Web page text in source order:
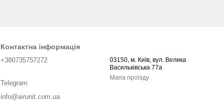
Контактна інформація
+380735757272
Telegram
info@airunit.com.ua
03150, м. Київ, вул. Велика
Васильківська 77а
Мапа проїзду